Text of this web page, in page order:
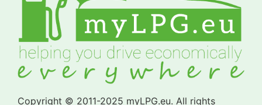
Copyright © 2011-2025 myLPG.eu. All rights